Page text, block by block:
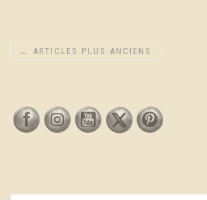
← ARTICLES PLUS ANCIENS